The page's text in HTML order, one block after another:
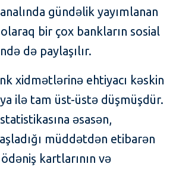
gündəlik yayımlanan
bir çox bankların sosial
də paylaşılır.
xidmətlərinə ehtiyacı kəskin
ilə tam üst-üstə düşmüşdür.
əsasən,
müddətdən etibarən
kartlarının və